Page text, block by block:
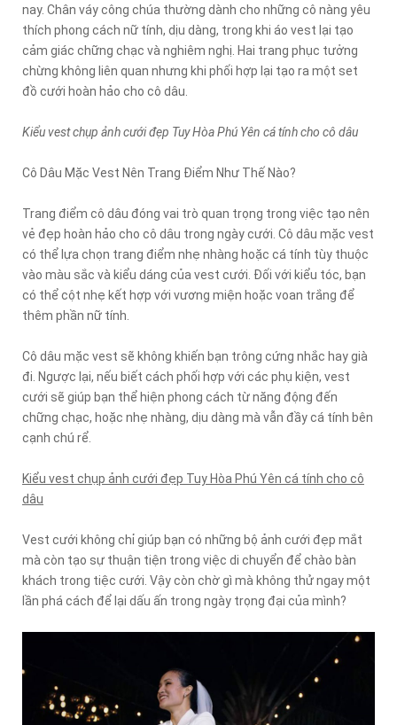
nay. Chân váy công chúa thường dành cho những cô nàng yêu
thích phong cách nữ tính, dịu dàng, trong khi áo vest lại tạo
cảm giác chững chạc và nghiêm nghị. Hai trang phục tưởng
chừng không liên quan nhưng khi phối hợp lại tạo ra một set
đồ cưới hoàn hảo cho cô dâu.
Kiểu vest chụp ảnh cưới đẹp Tuy Hòa Phú Yên cá tính cho cô dâu
Cô Dâu Mặc Vest Nên Trang Điểm Như Thế Nào?
Trang điểm cô dâu đóng vai trò quan trọng trong việc tạo nên
vẻ đẹp hoàn hảo cho cô dâu trong ngày cưới. Cô dâu mặc vest
có thể lựa chọn trang điểm nhẹ nhàng hoặc cá tính tùy thuộc
vào màu sắc và kiểu dáng của vest cưới. Đối với kiểu tóc, bạn
có thể cột nhẹ kết hợp với vương miện hoặc voan trắng để
thêm phần nữ tính.
Cô dâu mặc vest sẽ không khiến bạn trông cứng nhắc hay già
đi. Ngược lại, nếu biết cách phối hợp với các phụ kiện, vest
cưới sẽ giúp bạn thể hiện phong cách từ năng động đến
chững chạc, hoặc nhẹ nhàng, dịu dàng mà vẫn đầy cá tính bên
cạnh chú rể.
Kiểu vest chụp ảnh cưới đẹp Tuy Hòa Phú Yên cá tính cho cô
dâu
Vest cưới không chỉ giúp bạn có những bộ ảnh cưới đẹp mắt
mà còn tạo sự thuận tiện trong việc di chuyển để chào bàn
khách trong tiệc cưới. Vậy còn chờ gì mà không thử ngay một
lần phá cách để lại dấu ấn trong ngày trọng đại của mình?